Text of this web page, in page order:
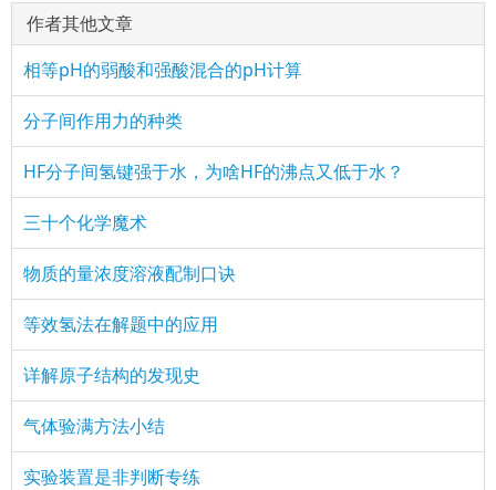
作者其他文章
相等pH的弱酸和强酸混合的pH计算
分子间作用力的种类
HF分子间氢键强于水，为啥HF的沸点又低于水？
三十个化学魔术
物质的量浓度溶液配制口诀
等效氢法在解题中的应用
详解原子结构的发现史
气体验满方法小结
实验装置是非判断专练